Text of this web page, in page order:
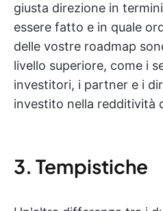
giusta direzione in
essere fatto e in quale
delle vostre roadmap
livello superiore, come i
investitori, i partner e i
investito nella redditività
3. Tempistiche